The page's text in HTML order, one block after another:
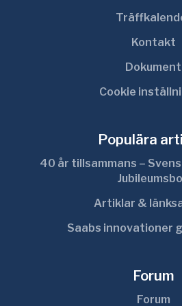
Kontakt
Dokument
Cookie
Populära
40 år tillsammans –
Artiklar &
Saabs innovationer
Forum
Forum